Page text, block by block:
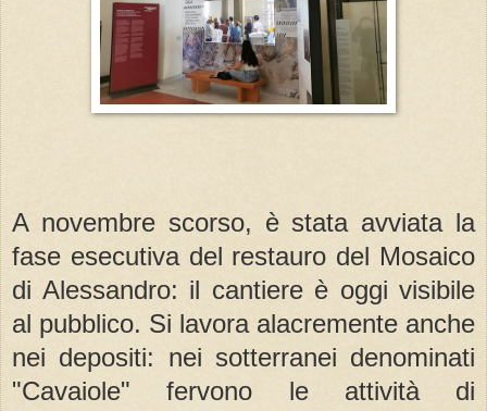
A novembre scorso, è stata avviata la
fase esecutiva del restauro del Mosaico
di Alessandro: il cantiere è oggi visibile
al pubblico. Si lavora alacremente anche
nei depositi: nei sotterranei denominati
"Cavaiole" fervono le attività di